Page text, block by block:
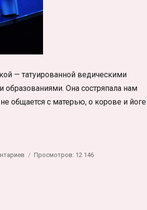
— татуированной ведическими
Она состряпала нам
общается с матерью, о корове и йоге
Просмотров: 12 146